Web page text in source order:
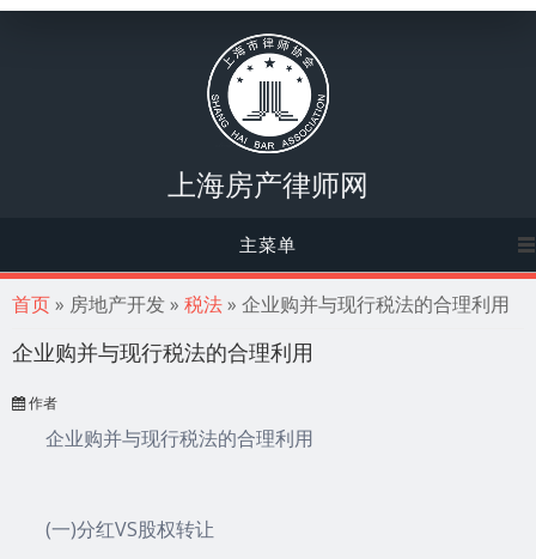
上海房产律师网
主菜单
你在这里
首页» 房地产开发 » 税法» 企业购并与现行税法的合理利用
企业购并与现行税法的合理利用
作者
企业购并与现行税法的合理利用
(一)分红VS股权转让